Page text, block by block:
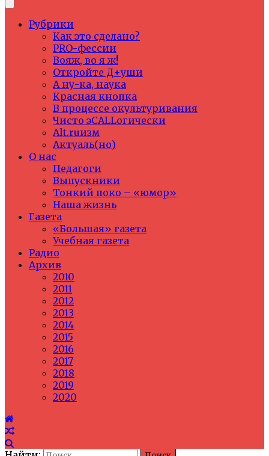
Рубрики
Как это сделано?
PRO-фессии
Вояж, во я ж!
Откройте Д+уши
А ну-ка, наука
Красная кнопка
В процессе окультуривания
Чисто эCALLогически
Alt.ruизм
Актуаль(но)
О нас
Педагоги
Выпускники
Тонкий поко – «юмор»
Наша жизнь
Газета
«Большая» газета
Учебная газета
Радио
Архив
2010
2011
2012
2013
2014
2015
2016
2017
2018
2019
2020